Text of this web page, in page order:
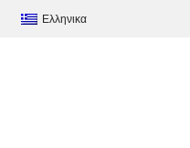
Ελληνικα